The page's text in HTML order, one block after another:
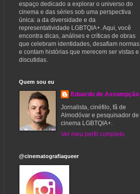
espaço dedicado a explorar o universo do
cinema e das séries sob uma perspectiva
única: a da diversidade e da
representatividade LGBTQIA+. Aqui, você
encontra dicas, análises e críticas de obras
que celebram identidades, desafiam normas
e contam histórias que merecem ser vistas e
discutidas.
Quem sou eu
Eduardo de Assumpção
Jornalista, cinéfilo, fã de
Almodóvar e pesquisador de
cinema LGBTQIA+.
Ver meu perfil completo
@cinematografiaqueer